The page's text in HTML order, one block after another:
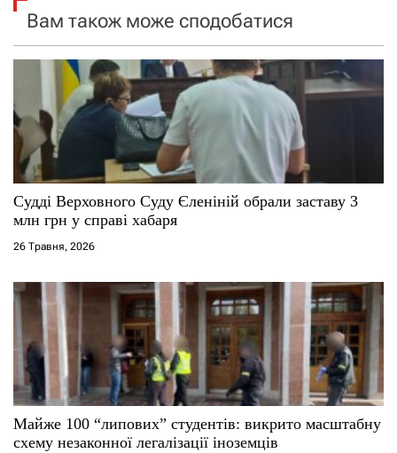
я
з
п
и
с
і
в
Вам також може сподобатися
Судді Верховного Суду Єленіній обрали заставу 3
млн грн у справі хабаря
26 Травня, 2026
Майже 100 “липових” студентів: викрито масштабну
схему незаконної легалізації іноземців